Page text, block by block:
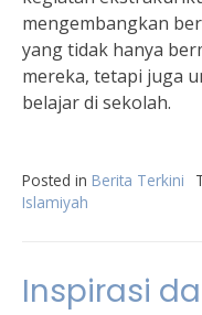
mengembangkan
yang tidak hanya
mereka, tetapi juga
belajar di sekolah.
Posted in Berita Terkini
Islamiyah
Inspirasi